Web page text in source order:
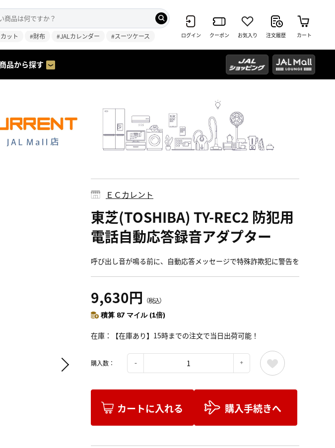
ット #財布 #JALカレンダー #スーツケース ログイン クーポン お気入り 注文履歴 カート
品から探す
ＥＣカレント
東芝(TOSHIBA) TY-REC2 防犯用
電話自動応答録音アダプター
呼び出し音が鳴る前に、自動応答メッセージで特殊詐欺犯に警告を
9,630円 （税込）
積算 87 マイル (1倍)
在庫 【在庫あり】15時までの注文で当日出荷可能！
購入数：
カートに入れる 購入手続きへ